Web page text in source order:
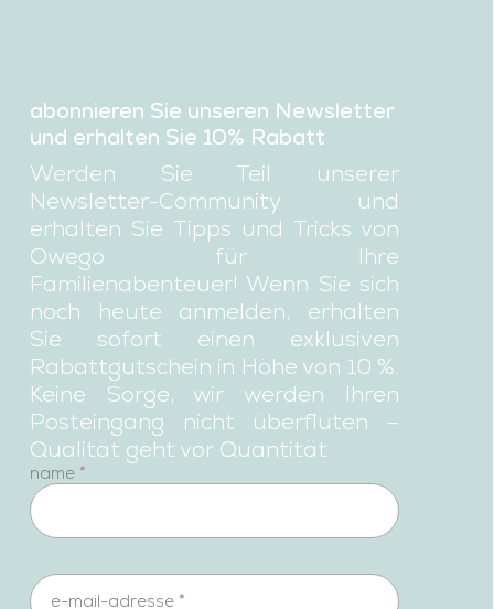
abonnieren Sie unseren Newsletter
und erhalten Sie 10% Rabatt
Werden Sie Teil unserer
Newsletter-Community und
erhalten Sie Tipps und Tricks von
Owego für Ihre
Familienabenteuer! Wenn Sie sich
noch heute anmelden, erhalten
Sie sofort einen exklusiven
Rabattgutschein in Höhe von 10 %.
Keine Sorge, wir werden Ihren
Posteingang nicht überfluten –
Qualität geht vor Quantität.
newsletter
name *
e-mail-adresse *